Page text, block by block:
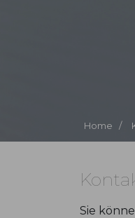
Home /
Sie